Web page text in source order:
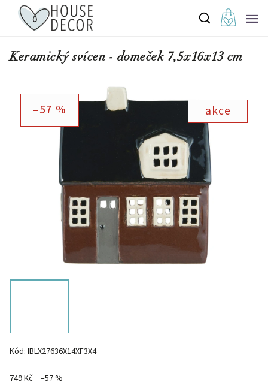
Keramický svícen - domeček 7,5x16x13 cm
akce
–57 %
Kód: IBLX27636X14XF3X4
749 Kč –57 %